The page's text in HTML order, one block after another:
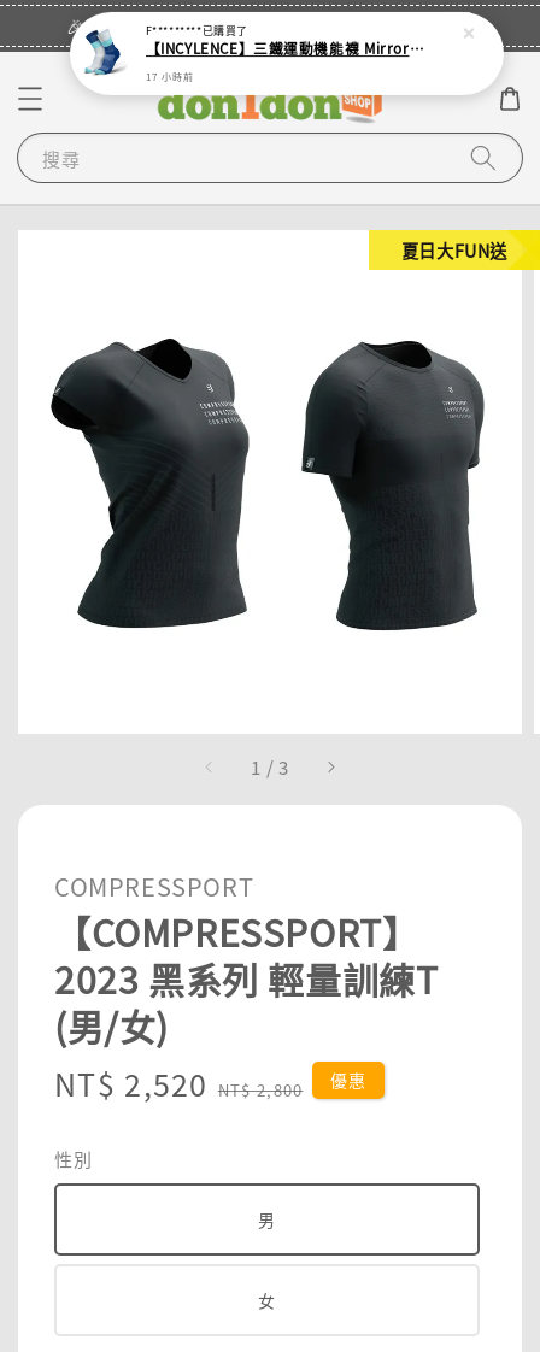
🎉登入會員・領取您的專屬折扣券！
搜尋
1 /3
夏日大FUN送
COMPRESSPORT
【COMPRESSPORT】
2023 黑系列 輕量訓練T
(男/女)
Sale
NT$ 2,520 Regular
NT$ 2,800 優惠
性別
男
女
F*********已購買了
【INCYLENCE】三鐵運動機能襪 Mirrored Mint
17 小時前